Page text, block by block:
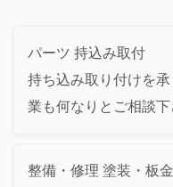
パーツ 持込み取付
持ち込み取り付けを
業も何なりとご相談下
整備・修理 塗装・板金